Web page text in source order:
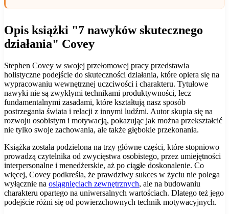
Opis książki "7 nawyków skutecznego
działania" Covey
Stephen Covey w swojej przełomowej pracy przedstawia
holistyczne podejście do skuteczności działania, które opiera się na
wypracowaniu wewnętrznej uczciwości i charakteru. Tytułowe
nawyki nie są zwykłymi technikami produktywności, lecz
fundamentalnymi zasadami, które kształtują nasz sposób
postrzegania świata i relacji z innymi ludźmi. Autor skupia się na
rozwoju osobistym i motywacją, pokazując jak można przekształcić
nie tylko swoje zachowania, ale także głębokie przekonania.
Książka została podzielona na trzy główne części, które stopniowo
prowadzą czytelnika od zwycięstwa osobistego, przez umiejętności
interpersonalne i menedżerskie, aż po ciągłe doskonalenie. Co
więcej, Covey podkreśla, że prawdziwy sukces w życiu nie polega
wyłącznie na osiągnięciach zewnętrznych, ale na budowaniu
charakteru opartego na uniwersalnych wartościach. Dlatego też jego
podejście różni się od powierzchownych technik motywacyjnych.